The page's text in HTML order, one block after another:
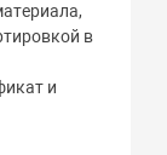
в
и